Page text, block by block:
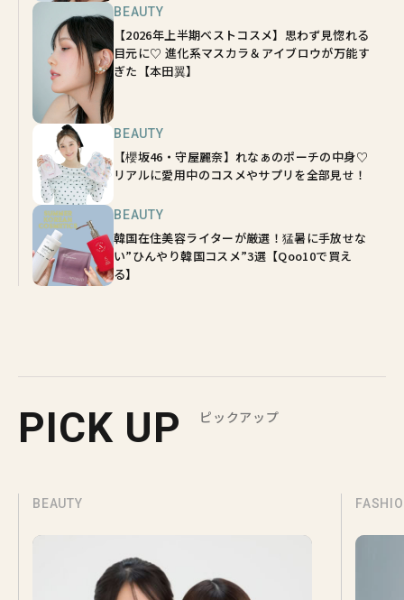
BEAUTY
【2026年上半期ベストコスメ】思わず見惚れる
目元に♡ 進化系マスカラ＆アイブロウが万能す
ぎた【本田翼】
BEAUTY
【櫻坂46・守屋麗奈】れなぁのポーチの中身♡
リアルに愛用中のコスメやサプリを全部見せ！
BEAUTY
韓国在住美容ライターが厳選！猛暑に手放せな
い”ひんやり韓国コスメ”3選【Qoo10で買え
る】
PICK UP ピックアップ
FASHION